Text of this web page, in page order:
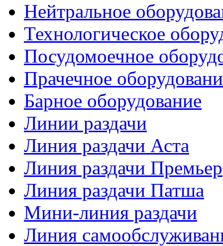
Нейтральное
Технологическое
Посудомоечное
Прачечное
Барное оборудование
Линии раздачи
Линия раздачи Аста
Линия раздачи Премьер
Линия раздачи Патша
Мини-линия раздачи
Линия